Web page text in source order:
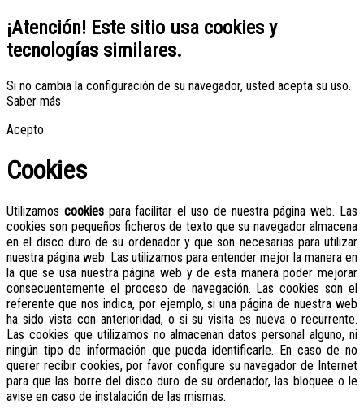
¡Atención! Este sitio usa cookies y
tecnologías similares.
Si no cambia la configuración de su navegador, usted acepta su uso.
Saber más
Acepto
Cookies
Utilizamos cookiespara facilitar el uso de nuestra página web. Las
cookies son pequeños ficheros de texto que su navegador almacena
en el disco duro de su ordenador y que son necesarias para utilizar
nuestra página web. Las utilizamos para entender mejor la manera en
la que se usa nuestra página web y de esta manera poder mejorar
consecuentemente el proceso de navegación. Las cookies son el
referente que nos indica, por ejemplo, si una página de nuestra web
ha sido vista con anterioridad, o si su visita es nueva o recurrente.
Las cookies que utilizamos no almacenan datos personal alguno, ni
ningún tipo de información que pueda identificarle. En caso de no
querer recibir cookies, por favor configure su navegador de Internet
para que las borre del disco duro de su ordenador, las bloquee o le
avise en caso de instalación de las mismas.